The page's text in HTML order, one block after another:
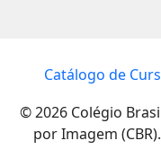
Catálogo de
© 2026 Colégio
por Imagem